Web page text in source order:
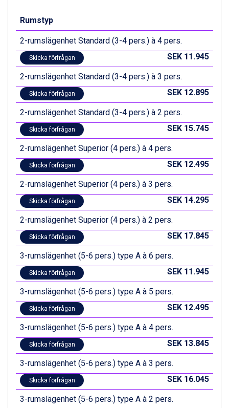
Canazei från 7.195 kr.
Livigno från 5.595 kr.
Ponte di Legno från 7.395 kr.
Bad Gastein från 6.295 kr.
Sauze dOulx från 6.145 kr.
Alleghe från 8.545 kr.
Arabba från 11.045 kr.
La Thuile från 7.045 kr.
Cervinia från 8.245 kr.
Bad Hofgastein från 8.595 kr.
Passo Tonale från 5.895 kr.
Sölden från 12.995 kr.
Saalbach från 9.445 kr.
Champoluc från 5.945 kr.
Sestriere från 6.945 kr.
Wagrain från 7.095 kr.
Fieberbrunn från 9.645 kr.
Ischgl från 11.295 kr.
Val Thorens från 8.395 kr.
St. Anton från 11.245 kr.
Zell am See från 6.295 kr.
Canazei från 7.195 kr.
Livigno från 5.595 kr.
Ponte di Legno från 7.395 kr.
Bad Gastein från 6.295 kr.
Sauze dOulx från 6.145 kr.
Alleghe från 8.545 kr.
Arabba från 11.045 kr.
La Thuile från 7.045 kr.
Cervinia från 8.245 kr.
Bad Hofgastein från 8.595 kr.
Passo Tonale från 5.895 kr.
Sölden från 12.995 kr.
Saalbach från 9.445 kr.
Champoluc från 5.945 kr.
Rumstyp
2-rumslägenhet Standard (3-4 pers.) à 4 pers.
Skicka förfrågan SEK 11.945
2-rumslägenhet Standard (3-4 pers.) à 3 pers.
Skicka förfrågan SEK 12.895
2-rumslägenhet Standard (3-4 pers.) à 2 pers.
Skicka förfrågan SEK 15.745
2-rumslägenhet Superior (4 pers.) à 4 pers.
Skicka förfrågan SEK 12.495
2-rumslägenhet Superior (4 pers.) à 3 pers.
Skicka förfrågan SEK 14.295
2-rumslägenhet Superior (4 pers.) à 2 pers.
Skicka förfrågan SEK 17.845
3-rumslägenhet (5-6 pers.) type A à 6 pers.
Skicka förfrågan SEK 11.945
3-rumslägenhet (5-6 pers.) type A à 5 pers.
Skicka förfrågan SEK 12.495
3-rumslägenhet (5-6 pers.) type A à 4 pers.
Skicka förfrågan SEK 13.845
3-rumslägenhet (5-6 pers.) type A à 3 pers.
Skicka förfrågan SEK 16.045
3-rumslägenhet (5-6 pers.) type A à 2 pers.